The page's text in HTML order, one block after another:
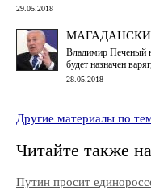
29.05.2018
Владимир Печеный
будет назначен
28.05.2018
Другие материалы по
Читайте также
Путин просит